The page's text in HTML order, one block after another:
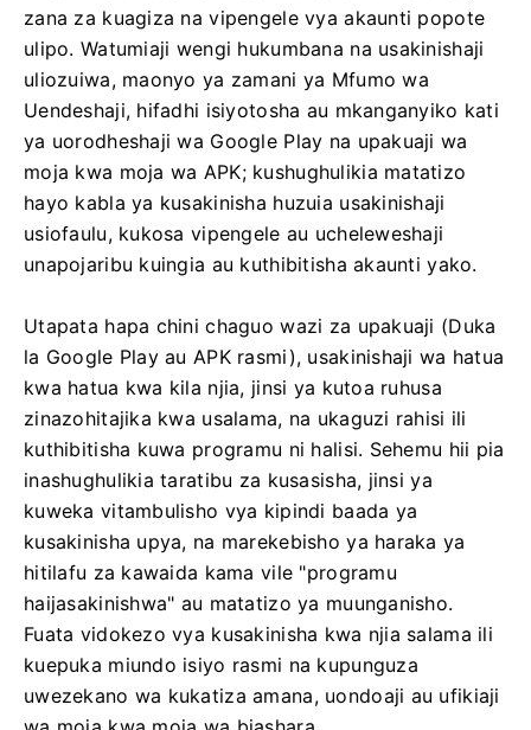
zana za kuagiza na vipengele vya akaunti popote
ulipo. Watumiaji wengi hukumbana na usakinishaji
uliozuiwa, maonyo ya zamani ya Mfumo wa
Uendeshaji, hifadhi isiyotosha au mkanganyiko kati
ya uorodheshaji wa Google Play na upakuaji wa
moja kwa moja wa APK; kushughulikia matatizo
hayo kabla ya kusakinisha huzuia usakinishaji
usiofaulu, kukosa vipengele au ucheleweshaji
unapojaribu kuingia au kuthibitisha akaunti yako.
Utapata hapa chini chaguo wazi za upakuaji (Duka
la Google Play au APK rasmi), usakinishaji wa hatua
kwa hatua kwa kila njia, jinsi ya kutoa ruhusa
zinazohitajika kwa usalama, na ukaguzi rahisi ili
kuthibitisha kuwa programu ni halisi. Sehemu hii pia
inashughulikia taratibu za kusasisha, jinsi ya
kuweka vitambulisho vya kipindi baada ya
kusakinisha upya, na marekebisho ya haraka ya
hitilafu za kawaida kama vile "programu
haijasakinishwa" au matatizo ya muunganisho.
Fuata vidokezo vya kusakinisha kwa njia salama ili
kuepuka miundo isiyo rasmi na kupunguza
uwezekano wa kukatiza amana, uondoaji au ufikiaji